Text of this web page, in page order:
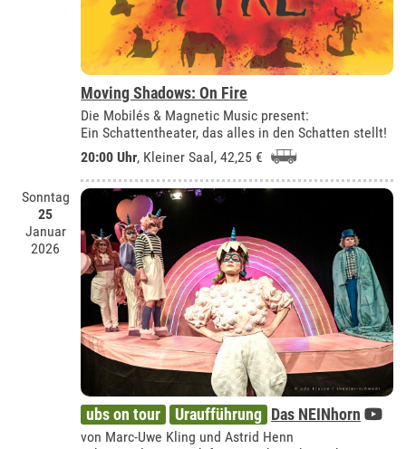
Moving Shadows: On Fire
Die Mobilés & Magnetic Music present:
Ein Schattentheater, das alles in den Schatten stellt!
20:00 Uhr, Kleiner Saal , 42,25 €
Sonntag
25
Januar
2026
ubs on tour Uraufführung Das NEINhorn
von Marc-Uwe Kling und Astrid Henn